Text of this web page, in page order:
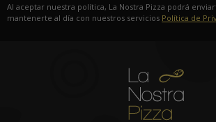
Al aceptar nuestra política, La Nostra Pizza podrá
mantenerte al día con nuestros servicios Política de